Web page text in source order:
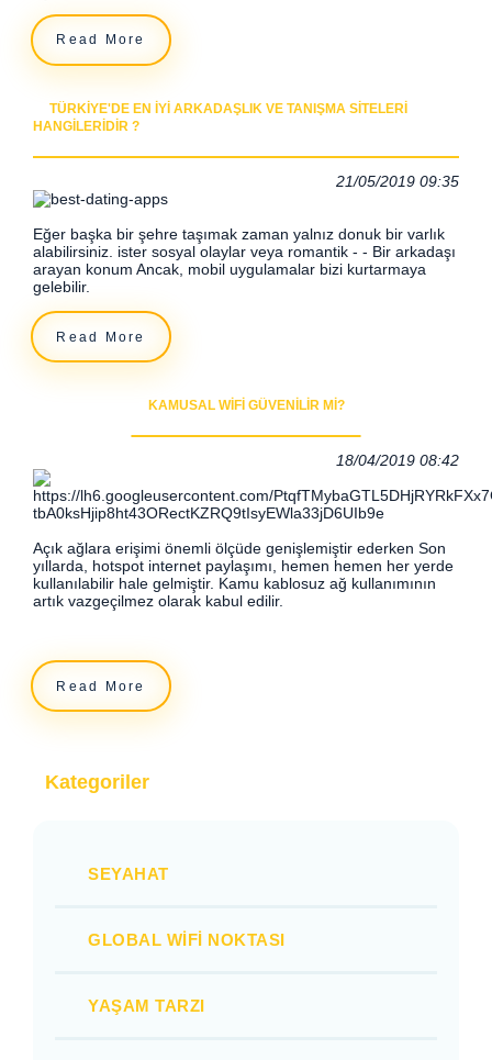
Read More
TÜRKIYE'DE EN IYI ARKADAŞLIK VE TANIŞMA SITELERI
HANGILERIDIR ?
21/05/2019 09:35
Eğer başka bir şehre taşımak zaman yalnız donuk bir varlık
alabilirsiniz. ister sosyal olaylar veya romantik - - Bir arkadaşı
arayan konum Ancak, mobil uygulamalar bizi kurtarmaya
gelebilir.
Read More
KAMUSAL WIFI GÜVENILIR MI?
18/04/2019 08:42
Açık ağlara erişimi önemli ölçüde genişlemiştir ederken Son
yıllarda, hotspot internet paylaşımı, hemen hemen her yerde
kullanılabilir hale gelmiştir. Kamu kablosuz ağ kullanımının
artık vazgeçilmez olarak kabul edilir.
Read More
Kategoriler
SEYAHAT
GLOBAL WIFI NOKTASI
YAŞAM TARZI